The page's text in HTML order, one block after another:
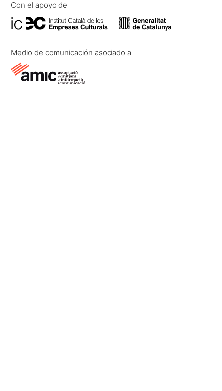
Con el apoyo de
Medio de comunicación asociado a